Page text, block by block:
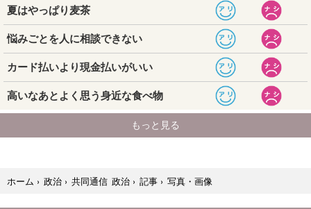
ホーム › 政治 › 共同通信 政治 › 記事 › 写真・画像